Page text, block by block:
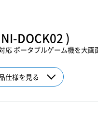
DOCK02 )
応 ポータブルゲーム機を大画
仕様を見る